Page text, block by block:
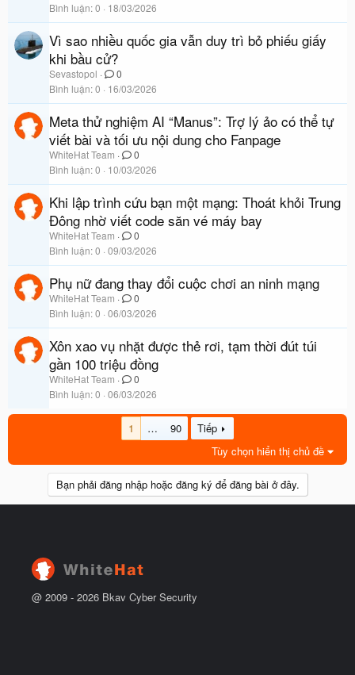
Bình luận 0 18/03/2026
Vì sao nhiều quốc gia vẫn duy trì bỏ phiếu giấy
khi bầu cử?
Sevastopol
0
Bình luận 0 16/03/2026
Meta thử nghiệm AI “Manus”: Trợ lý ảo có thể tự
viết bài và tối ưu nội dung cho Fanpage
WhiteHat Team
0
Bình luận 0 10/03/2026
Khi lập trình cứu bạn một mạng: Thoát khỏi Trung
Đông nhờ viết code săn vé máy bay
WhiteHat Team
0
Bình luận 0 09/03/2026
Phụ nữ đang thay đổi cuộc chơi an ninh mạng
WhiteHat Team
0
Bình luận 0 06/03/2026
Xôn xao vụ nhặt được thẻ rơi, tạm thời đút túi
gần 100 triệu đồng
WhiteHat Team
0
Bình luận 0 06/03/2026
1 … 90
Tiếp
Tùy chọn hiển thị chủ đề
Bạn phải đăng nhập hoặc đăng ký để đăng bài ở đây.
@ 2009 - 2026 Bkav Cyber Security